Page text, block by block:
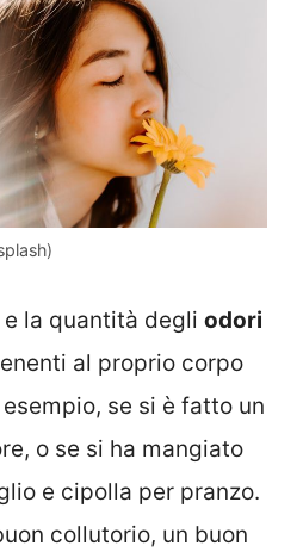
la quantità degli odori
al proprio corpo
se si è fatto un
o se si ha mangiato
e cipolla per pranzo.
collutorio, un buon